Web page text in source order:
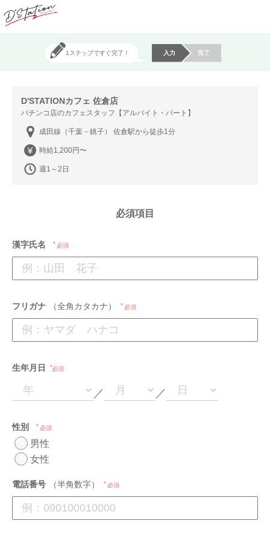
1ステップですぐ完了！ 入力 完了
D'STATIONカフェ 佐倉店
パチンコ店のカフェスタッフ【アルバイト・パート】
成田線（千葉－銚子） 佐倉駅から徒歩1分
時給1,200円〜
週1～2日
必須項目
漢字氏名 必須
フリガナ （全角カタカナ） 必須
生年月日 必須
／ ／
性別 必須
男性
女性
電話番号 （半角数字） 必須